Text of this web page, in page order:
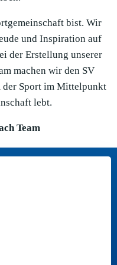
bist. Wir
und Inspiration auf
der Erstellung unserer
machen wir den SV
der Sport im Mittelpunkt
lebt.
Team